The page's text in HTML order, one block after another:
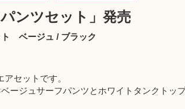
ンツセット」発売
ト ベージュ / ブラック
セットです。
ージュサーフパンツとホワイトタンクトッ